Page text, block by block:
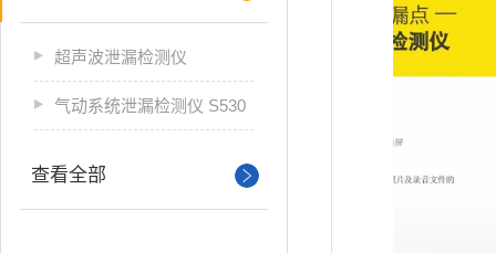
超声波泄漏检测仪
气动系统泄漏检测仪 S530
查看全部